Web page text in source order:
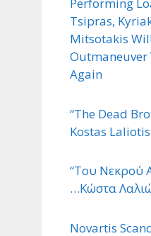
Performing
Tsipras,
Mitsotakis
Outmaneuver
Again
“The Dead
Kostas Laliotis
“Του Νεκρού
…Κώστα
Novartis